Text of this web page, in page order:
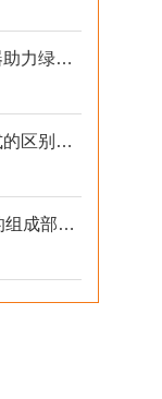
环保节能：新一代压力控制器助力绿色制造
电接点压力表直接式和磁助式的区别及压力表FS含义解析
WRNK-240防爆铠装热电偶的组成部分和产品特点